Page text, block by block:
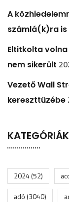
A
számlá(k)ra is
Eltitkolta
nem sikerült
Vezető Wall
kereszttüzébe
KATEGÓRIÁK
2024(52)
adó(3040)